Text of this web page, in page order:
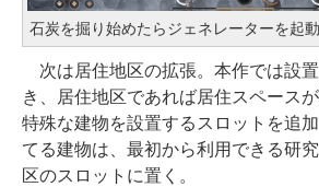
石炭を掘り始めたらジェネレーターを起動
次は居住地区の拡張。本作では設
き、居住地区であれば居住スペース
特殊な建物を設置するスロットを追
てる建物は、最初から利用できる研
区のスロットに置く。